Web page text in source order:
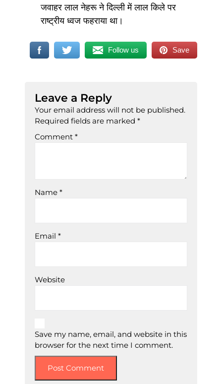
जवाहर लाल नेहरू ने दिल्ली में लाल किले पर
राष्ट्रीय ध्वज फहराया था।
Follow us Save
Leave a Reply
Your email address will not be published.
Required fields are marked *
Comment *
Name *
Email *
Website
Save my name, email, and website in this
browser for the next time I comment.